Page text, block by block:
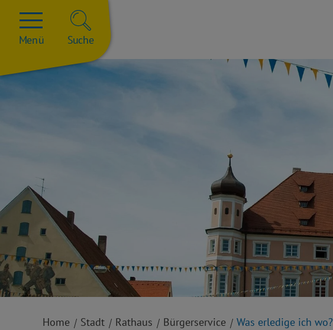
Menü Suche
Home Stadt Rathaus Bürgerservice Was erledige ich wo?